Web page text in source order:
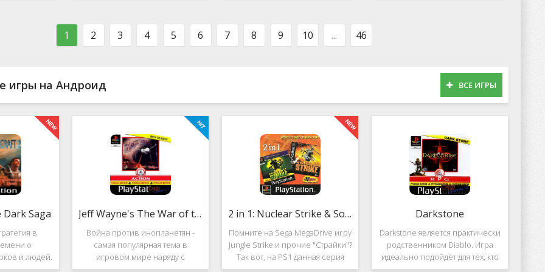
танцевальная музыка,
персонажами в
1 2 3 4 5 6 7 8 9 10 ... 46
игры на Андроид ВСЕ ИГРЫ
Saga
в
о
и людей.
Saga
Jeff Wayne's The War of the Worlds
Война против инопланетян -
самая популярная тема в
игровом мире наряду с
войнами против террористов и
2 in 1: Nuclear Strike & Soviet Strike
Помните на Sega MegaDrive игру
Jungle Strike и прочие "Страйки"?
Так вот, на PS1 данная серия
продолжила своё
Darkstone
Darkstone является практически
родственником Diablo. Игра
идеально подойдёт для тех, кто
ищет альтернативу последнему.